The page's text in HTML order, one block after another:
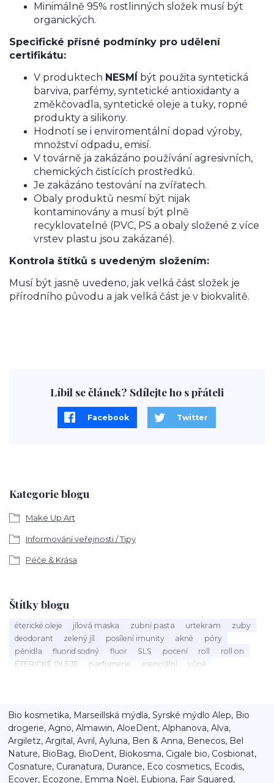
Kategorie blogu
Make Up Art
Informování veřejnosti / Tipy
Péče & Krása
Štítky blogu
éterické oleje jílová maska zubní pasta urtekram
zuby
deodorant
zelený jíl posílení imunity akné
póry
pěnidla
fluorid sodný fluor SLS pocení roll
roll on
ÉTERICKÉ OLEJE
parfumerie esenciální
vůně
kalendář
tenzidy ústa sorbitol aktivní látky
xylitol
péče o vlasy
detox vlasový detox balzám na rty
rty
popraskané rty
výživa speick
Minimálně 95% rostlinných složek musí být
organických.
Specifické přísné podmínky pro udělení
certifikátu:
V produktech NESMÍ být použita syntetická
barviva, parfémy, syntetické antioxidanty a
změkčovadla, syntetické oleje a tuky, ropné
produkty a silikony.
Hodnotí se i enviromentální dopad výroby,
množství odpadu, emisí.
V továrně ja zakázáno používání agresivních,
chemických čistících prostředků.
Je zakázáno testování na zvířatech.
Obaly produktů nesmí být nijak
kontaminovány a musí být plně
recyklovatelné (PVC, PS a obaly složené z více
vrstev plastu jsou zakázané).
Kontrola štítků s uvedeným složením:
Musí být jasně uvedeno, jak velká část složek je
přírodního původu a jak velká část je v biokvalitě.
Líbil se článek? Sdílejte ho s přáteli
Facebook Twitter
Bio kosmetika, Marseillská mýdla, Syrské mýdlo Alep, Bio
drogerie, Agno, Almawin, AloeDent, Alphanova, Alva,
Argiletz, Argital, Avril, Ayluna, Ben & Anna, Benecos, Bel
Nature, BioBag, BioDent, Biokosma, Cigale bio, Cosbionat,
Cosnature, Curanatura, Durance, Eco cosmetics, Ecodis,
Ecover, Ecozone, Emma Noël, Eubiona, Fair Squared,